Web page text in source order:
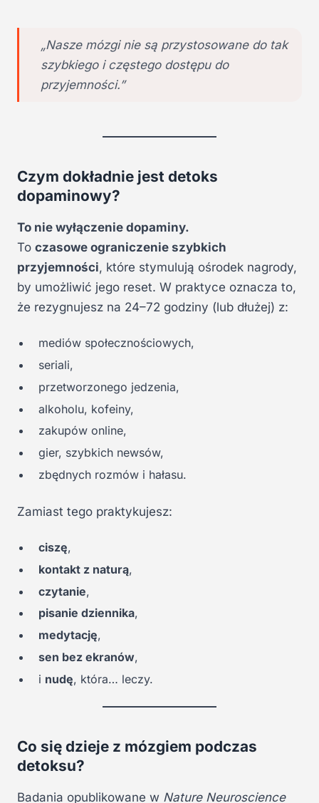
„Nasze mózgi nie są przystosowane do tak
szybkiego i częstego dostępu do
przyjemności.”
Czym dokładnie jest detoks
dopaminowy?
To nie wyłączenie dopaminy.
To czasowe ograniczenie szybkich
przyjemności, które stymulują ośrodek nagrody,
by umożliwić jego reset. W praktyce oznacza to,
że rezygnujesz na 24–72 godziny (lub dłużej) z:
mediów społecznościowych,
seriali,
przetworzonego jedzenia,
alkoholu, kofeiny,
zakupów online,
gier, szybkich newsów,
zbędnych rozmów i hałasu.
Zamiast tego praktykujesz:
ciszę,
kontakt z naturą,
czytanie,
pisanie dziennika,
medytację,
sen bez ekranów,
i nudę, która… leczy.
Co się dzieje z mózgiem podczas
detoksu?
Badania opublikowane w Nature Neuroscience